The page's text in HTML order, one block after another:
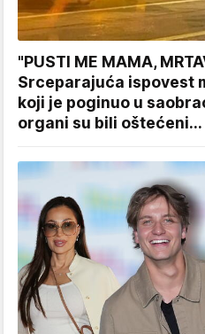
"PUSTI ME MAMA,
Srceparajuća ispovest
koji je poginuo u
organi su bili oštećeni...